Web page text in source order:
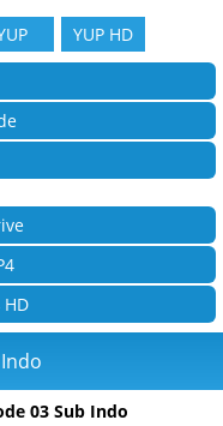
YUP HD
03 Sub Indo